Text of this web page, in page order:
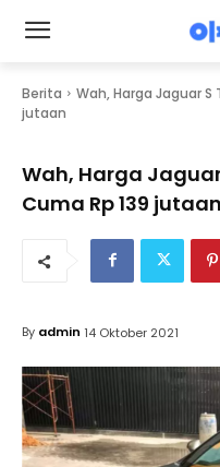
Berita
Wah, Harga Jaguar
jutaan
Wah, Harga
Cuma Rp 139 jutaan
By admin 14 Oktober 2021